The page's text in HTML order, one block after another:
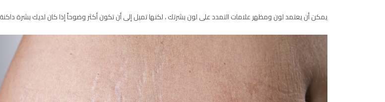
يمكن أن يعتمد لون ومظهر علامات التمدد على لون بشرتك ، لكنها تميل إلى أن تكون أكثر وضوحاً إذا كان لديك بشرة